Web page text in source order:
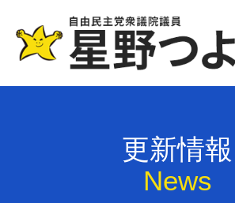
メニュー
トップ
プロフィール
星野の政策
更新情報
News